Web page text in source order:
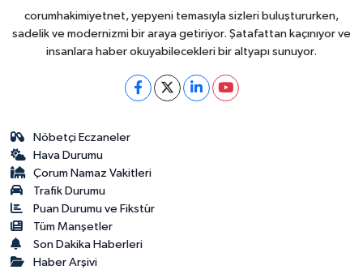
corumhakimiyetnet, yepyeni temasıyla sizleri buluştururken,
sadelik ve modernizmi bir araya getiriyor. Şatafattan kaçınıyor ve
insanlara haber okuyabilecekleri bir altyapı sunuyor.
Nöbetçi Eczaneler
Hava Durumu
Çorum Namaz Vakitleri
Trafik Durumu
Puan Durumu ve Fikstür
Tüm Manşetler
Son Dakika Haberleri
Haber Arşivi